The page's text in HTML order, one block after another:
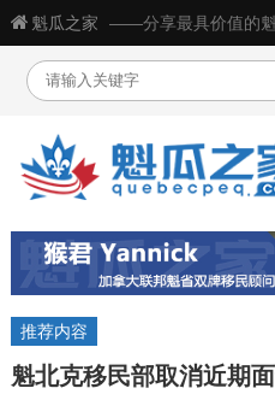
魁瓜之家 ——分享最具价值的魁北克留学
推荐内容
魁北克移民部取消近期